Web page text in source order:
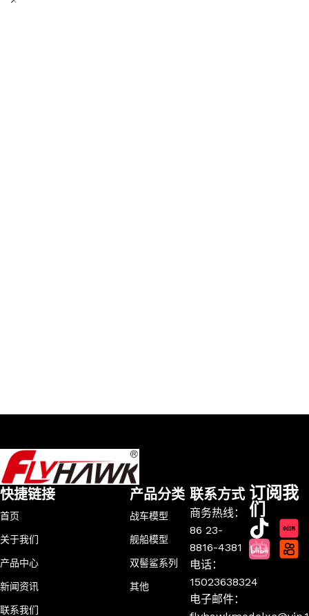
快捷链接
首页
关于我们
产品中心
新闻资讯
联系我们
产品分类
战车模型
舰船模型
双髻鲨系列
其他
联系方式
商务热线：
86 23-
8816-4381
电话：
15023638324
电子邮件：
订阅我
们